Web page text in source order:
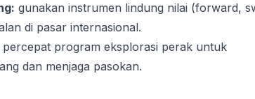
gunakan instrumen lindung nilai (forward,
di pasar internasional.
percepat program eksplorasi perak untuk
dan menjaga pasokan.